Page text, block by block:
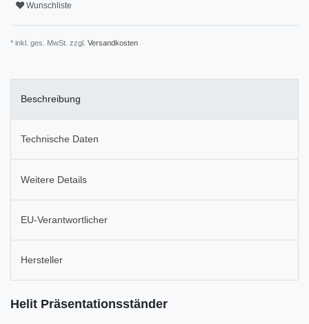
Wunschliste
* inkl. ges. MwSt. zzgl. Versandkosten
Beschreibung
Technische Daten
Weitere Details
EU-Verantwortlicher
Hersteller
Helit Präsentationsständer